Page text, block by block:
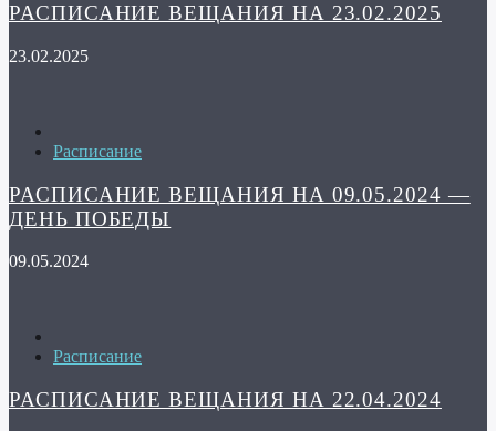
РАСПИСАНИЕ ВЕЩАНИЯ НА 23.02.2025
23.02.2025
Расписание
РАСПИСАНИЕ ВЕЩАНИЯ НА 09.05.2024 —
ДЕНЬ ПОБЕДЫ
09.05.2024
Расписание
РАСПИСАНИЕ ВЕЩАНИЯ НА 22.04.2024